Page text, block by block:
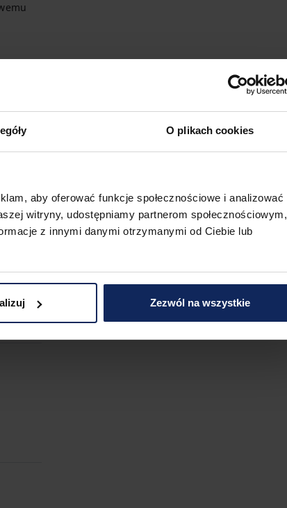
O plikach cookies
aby oferować funkcje społecznościowe i analizować
witryny, udostępniamy partnerom społecznościowym,
z innymi danymi otrzymanymi od Ciebie lub
Zezwól na wszystkie